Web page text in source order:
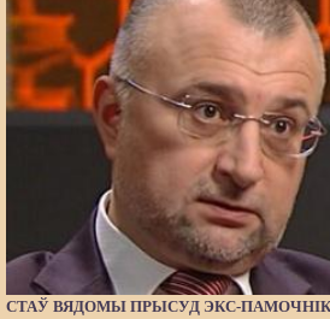
СТАЎ ВЯДОМЫ ПРЫСУД ЭКС-